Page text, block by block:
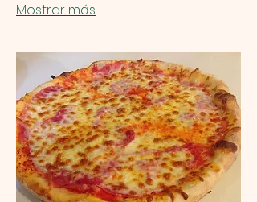
Mostrar más